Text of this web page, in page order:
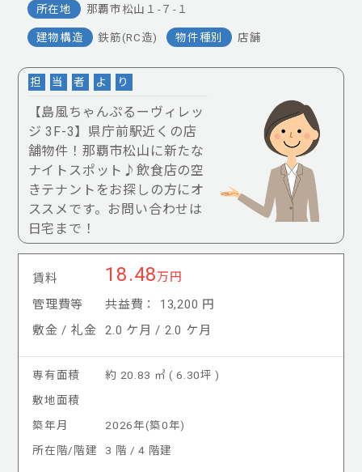
所在地 那覇市松山１-７-１
建物構造 鉄筋(RC造) 物件種別 店舗
担 当 者 よ り
【島風ちゃんぷるーヴィレッ
ジ 3F-3】県庁前駅近くの店
舗物件！那覇市松山に新たな
ナイトスポット♪飲食店の空
きテナントをお探しの方にオ
ススメです。お問い合わせは
日宅まで！
賃料 18.48万円
管理費等
共益費： 13,200 円
敷金 / 礼金
2.0 ケ月 / 2.0 ケ月
専有面積
約 20.83 ㎡ ( 6.30坪 )
敷地面積
築年月
2026年(築0年)
所在階/階建
3 階 / 4 階建